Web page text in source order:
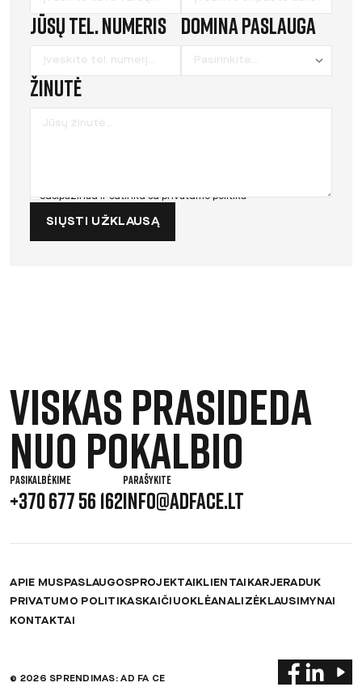
field
blank
Jūsų tel. numeris Domina paslauga
Žinutė
Susipažinau ir sutinku suprivatumo politika
SIŲSTI UŽKLAUSĄ
Viskas prasideda
nuo pokalbio
PASIKALBĖKIME
+370 677 56 162
PARAŠYKITE
INFO@ADFACE.LT
APIE MUS PASLAUGOSPROJEKTAI KLIENTAI KARJERADUK
PRIVATUMO POLITIKASKAIČIUOKLĖANALIZĖKLAUSIMYNAI
KONTAKTAI
© 2026 SPRENDIMAS: AD FA CE